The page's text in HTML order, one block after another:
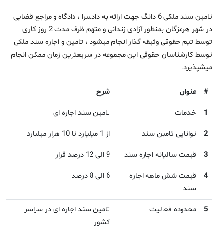
تامین سند ملکی 6 دانگ جهت ارائه به دادسرا ، دادگاه و مراجع قضایی
در شهر هرمزگان بمنظور آزادی زندانی و متهم ظرف مدت 2 روز کاری
توسط تیم حقوقی وثیقه گذار انجام میشود ، تامین و اجاره سند ملکی
توسط کارشناسان حقوقی این مجموعه در سریعترین زمان ممکن انجام
میشپذیرد.
# عنوان شرح
1 خدمات تامین سند اجاره ای
2 توانایی تامین سند از 1 میلیارد تا 10 هزار میلیارد
3 قیمت سالیانه اجاره سند 9 الی 12 درصد قرار
4
قیمت شش ماهه اجاره
سند
6 الی 8 درصد
5 محدوده فعالیت
تامین سند اجاره ای در سراسر
کشور